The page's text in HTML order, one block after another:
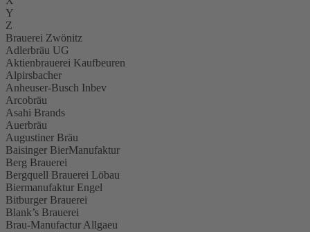
Y
Z
Brauerei Zwönitz
Adlerbräu UG
Aktienbrauerei Kaufbeuren
Alpirsbacher
Anheuser-Busch Inbev
Arcobräu
Asahi Brands
Auerbräu
Augustiner Bräu
Baisinger BierManufaktur
Berg Brauerei
Bergquell Brauerei Löbau
Biermanufaktur Engel
Bitburger Brauerei
Blank’s Brauerei
Brau-Manufactur Allgaeu